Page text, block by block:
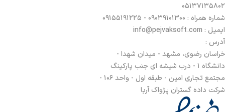
05137135802
شماره همراه : 09039101300 - 09155191225
ایمیل : info@pejvaksoft.com
آدرس :
خراسان رضوی، مشهد - میدان شهدا -
دانشگاه 1 - درب شیشه ای جنب پارکینگ
مجتمع تجاری امین - طبقه اول - واحد 106 -
شرکت داده گستران پژواک آریا